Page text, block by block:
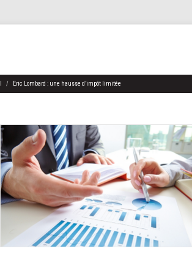
Eric Lombard : une hausse d’impôt limitée